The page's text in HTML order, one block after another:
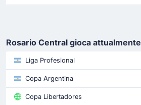
Rosario Central gioca attualmente
Liga Profesional
Copa Argentina
Copa Libertadores